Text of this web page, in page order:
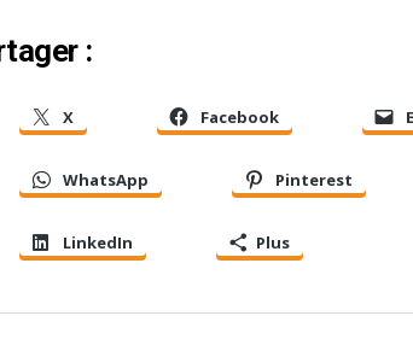
:
X Facebook
WhatsApp Pinterest
LinkedIn Plus